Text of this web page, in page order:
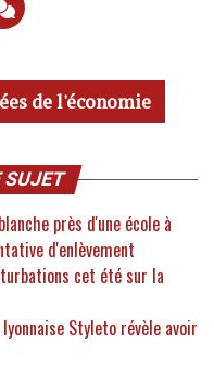
de l'économie
SUJET
près d'une école à
d'enlèvement
cet été sur la
Styleto révèle avoir